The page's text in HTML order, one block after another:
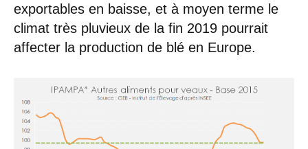
exportables en baisse, et à moyen terme le
climat très pluvieux de la fin 2019 pourrait
affecter la production de blé en Europe.